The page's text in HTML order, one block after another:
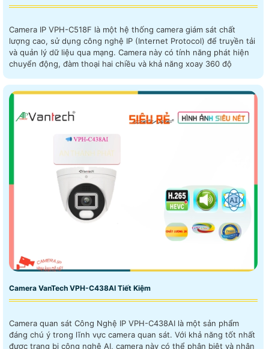
Camera IP VPH-C518F là một hệ thống camera giám sát chất
lượng cao, sử dụng công nghệ IP (Internet Protocol) để truyền tải
và quản lý dữ liệu qua mạng. Camera này có tính năng phát hiện
chuyển động, đàm thoại hai chiều và khả năng xoay 360 độ
Camera VanTech VPH-C438AI Tiết Kiệm
Camera quan sát Công Nghệ IP VPH-C438AI là một sản phẩm
đáng chú ý trong lĩnh vực camera quan sát. Với khả năng tốt nhất
được trang bị công nghệ AI, camera này có thể phân biệt và nhận